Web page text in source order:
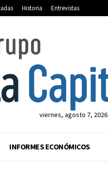
Historia Entrevistas
viernes, agosto 7, 2026
INFORMES ECONÓMICOS